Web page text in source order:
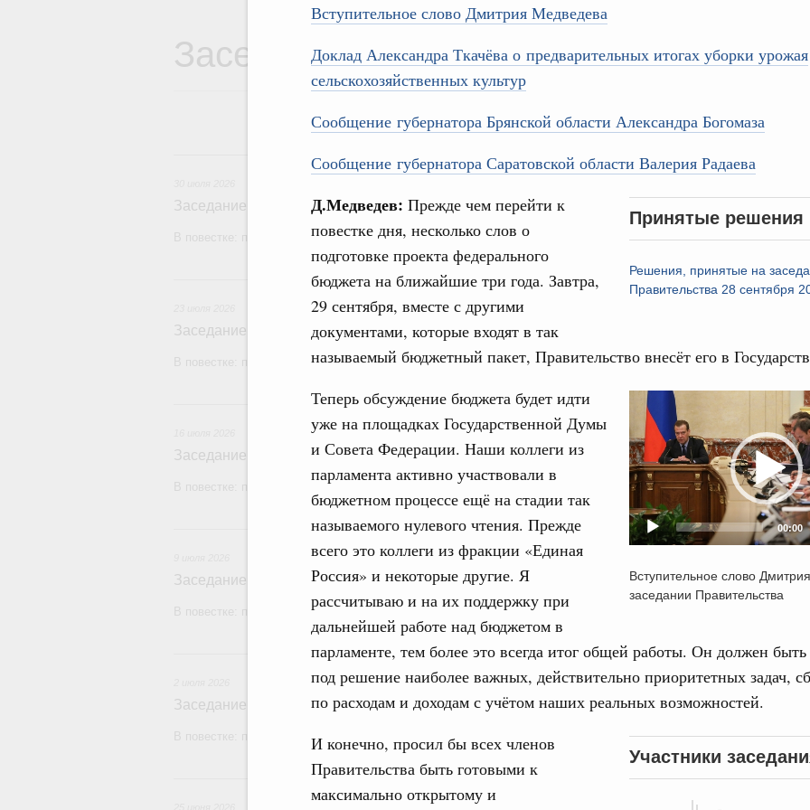
Вступительное слово Дмитрия Медведева
Доклад Александра Ткачёва о предварительных итогах уборки урожая
сельскохозяйственных культур
Сообщение губернатора Брянской области Александра Богомаза
Сообщение губернатора Саратовской области Валерия Радаева
Принятые решения
Решения, принятые на
Правительства 28 сентября
Д.Медведев: Прежде чем перейти к
повестке дня, несколько слов о
подготовке проекта федерального
бюджета на ближайшие три года. Завтра,
29 сентября, вместе с другими
документами, которые входят в так
называемый бюджетный пакет, Правительство внесёт его в
Video
Player
00:00
Вступительное слово
заседании Правительства
Теперь обсуждение бюджета будет идти
уже на площадках Государственной Думы
и Совета Федерации. Наши коллеги из
парламента активно участвовали в
бюджетном процессе ещё на стадии так
называемого нулевого чтения. Прежде
всего это коллеги из фракции «Единая
Россия» и некоторые другие. Я
рассчитываю и на их поддержку при
дальнейшей работе над бюджетом в
парламенте, тем более это всегда итог общей работы. Он должен
под решение наиболее важных, действительно приоритетных задач,
по расходам и доходам с учётом наших реальных возможностей.
Участники
И конечно, просил бы всех членов
Правительства быть готовыми к
максимально открытому и
Заседания Правительства
30 июля, четверг
Заседание Правительства (2026 год, №26)
В повестке: проекты федеральных законов, бюджетные ассигнования.
23 июля, четверг
Заседание Правительства (2026 год, №25)
В повестке: проекты федеральных законов
16 июля, четверг
Заседание Правительства (2026 год, №24)
В повестке: проекты федеральных законов, бюджетные ассигнования.
9 июля, четверг
Заседание Правительства (2026 год, №23)
В повестке: проекты федеральных законов, бюджетные ассигнования.
2 июля, четверг
Заседание Правительства (2026 год, №22)
В повестке: проекты федеральных законов.
25 июня, четверг
ПН
3
17
31
С
Для
Архив